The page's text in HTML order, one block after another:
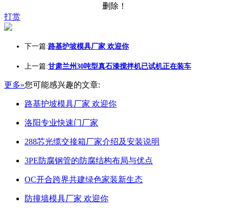
删除！
打赏
下一篇:路基护坡模具厂家 欢迎你
上一篇:甘肃兰州30吨型真石漆搅拌机已试机正在装车
更多»您可能感兴趣的文章:
路基护坡模具厂家 欢迎你
洛阳专业快速门厂家
288芯光缆交接箱厂家介绍及安装说明
3PE防腐钢管的防腐结构布局与优点
OC开合跨界共建绿色家装新生态
防撞墙模具厂家 欢迎你